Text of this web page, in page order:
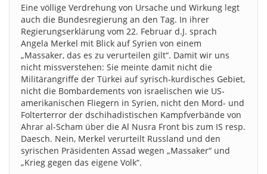
Eine völlige Verdrehung von Ursache und Wirkung legt
auch die Bundesregierung an den Tag. In ihrer
Regierungserklärung vom 22. Februar d.J. sprach
Angela Merkel mit Blick auf Syrien von einem
„Massaker, das es zu verurteilen gilt“. Damit wir uns
nicht missverstehen: Sie meinte damit nicht die
Militärangriffe der Türkei auf syrisch-kurdisches Gebiet,
nicht die Bombardements von israelischen wie US-
amerikanischen Fliegern in Syrien, nicht den Mord- und
Folterterror der dschihadistischen Kampfverbände von
Ahrar al-Scham über die Al Nusra Front bis zum IS resp.
Daesch. Nein, Merkel verurteilt Russland und den
syrischen Präsidenten Assad wegen „Massaker“ und
„Krieg gegen das eigene Volk“.